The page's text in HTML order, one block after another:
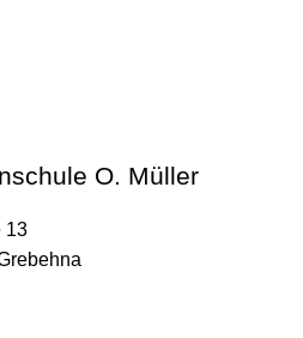
O. Müller
13